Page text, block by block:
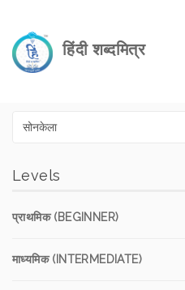
हिंदी शब्दमित्र
Levels
प्राथमिक (BEGINNER)
माध्यमिक (INTERMEDIATE)